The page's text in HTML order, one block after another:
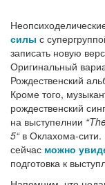
силы с
записать новую
Оригинальный
Рождественский
Кроме того,
рождественский
на выступелнии
5“в Оклахома-
сейчас можно
подготовка к